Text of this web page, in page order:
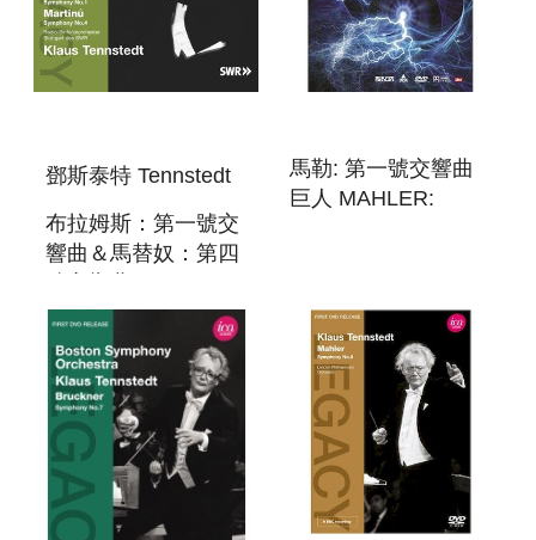
鄧斯泰特 Tennstedt
布拉姆斯：第一號交
響曲＆馬替奴：第四
TENNSTEDT
CONDUCTS
BRAHMS &
MARTINU
馬勒: 第一號交響曲
巨人 MAHLER: